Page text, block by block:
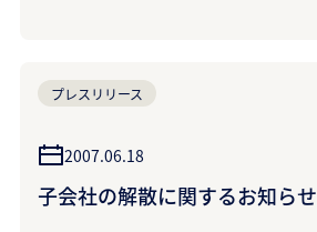
プレスリリース
2007.06.18
子会社の解散に関するお知らせ